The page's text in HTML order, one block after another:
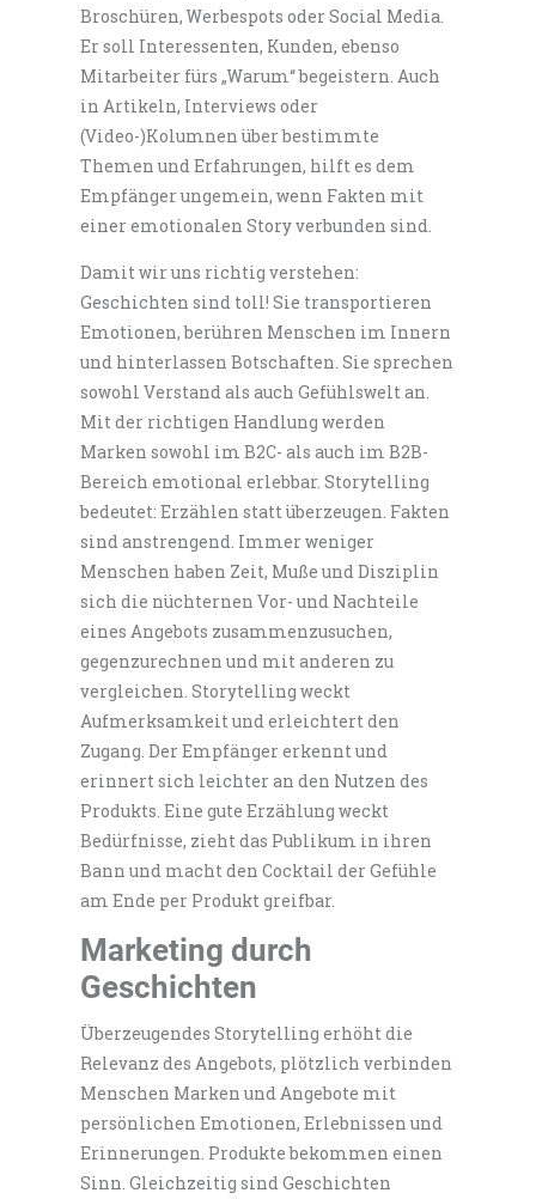
Broschüren, Werbespots oder Social Media.
Er soll Interessenten, Kunden, ebenso
Mitarbeiter fürs „Warum“ begeistern. Auch
in Artikeln, Interviews oder
(Video-)Kolumnen über bestimmte
Themen und Erfahrungen, hilft es dem
Empfänger ungemein, wenn Fakten mit
einer emotionalen Story verbunden sind.
Damit wir uns richtig verstehen:
Geschichten sind toll! Sie transportieren
Emotionen, berühren Menschen im Innern
und hinterlassen Botschaften. Sie sprechen
sowohl Verstand als auch Gefühlswelt an.
Mit der richtigen Handlung werden
Marken sowohl im B2C- als auch im B2B-
Bereich emotional erlebbar. Storytelling
bedeutet: Erzählen statt überzeugen. Fakten
sind anstrengend. Immer weniger
Menschen haben Zeit, Muße und Disziplin
sich die nüchternen Vor- und Nachteile
eines Angebots zusammenzusuchen,
gegenzurechnen und mit anderen zu
vergleichen. Storytelling weckt
Aufmerksamkeit und erleichtert den
Zugang. Der Empfänger erkennt und
erinnert sich leichter an den Nutzen des
Produkts. Eine gute Erzählung weckt
Bedürfnisse, zieht das Publikum in ihren
Bann und macht den Cocktail der Gefühle
am Ende per Produkt greifbar.
Marketing durch
Geschichten
Überzeugendes Storytelling erhöht die
Relevanz des Angebots, plötzlich verbinden
Menschen Marken und Angebote mit
persönlichen Emotionen, Erlebnissen und
Erinnerungen. Produkte bekommen einen
Sinn. Gleichzeitig sind Geschichten